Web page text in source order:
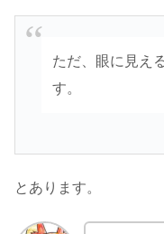
ただ、眼に見え
す。
とあります。